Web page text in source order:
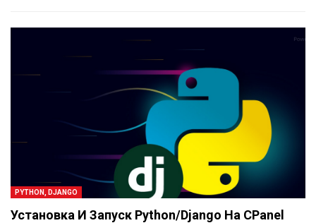
PYTHON, DJANGO
Установка И Запуск Python/Django На CPanel